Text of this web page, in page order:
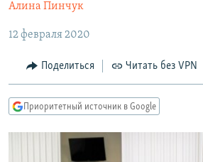
Вернутся
навигации
Вернутся
поиску
МНЕНИЯ
КУЛЬТУРА
IDEL.РЕАЛИИ
СЕВЕР.РЕАЛИИ
СИБИРЬ.РЕАЛИИ
Алина Пинчук
12 февраля 2020
Поделиться Читать без VPN
Приоритетный источник в Google